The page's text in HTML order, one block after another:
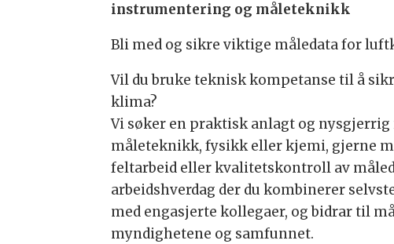
instrumentering og måleteknikk
Bli med og sikre viktige måledata for
Vil du bruke teknisk kompetanse til å
klima?
Vi søker en praktisk anlagt og
måleteknikk, fysikk eller kjemi, gjerne
feltarbeid eller kvalitetskontroll av
arbeidshverdag der du kombinerer
med engasjerte kollegaer, og bidrar til
myndighetene og samfunnet.